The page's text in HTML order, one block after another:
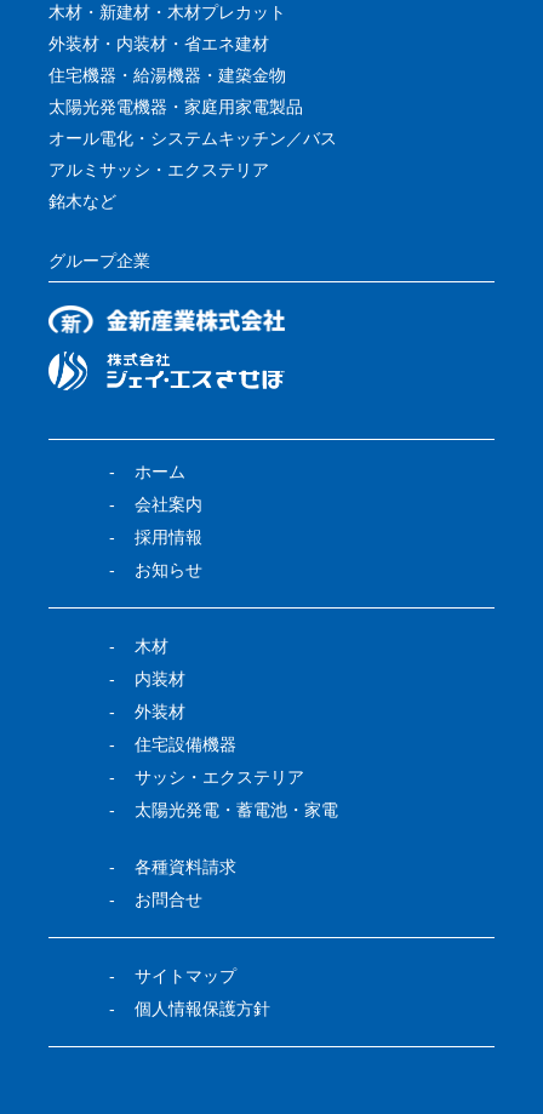
木材・新建材・木材プレカット
外装材・内装材・省エネ建材
住宅機器・給湯機器・建築金物
太陽光発電機器・家庭用家電製品
オール電化・システムキッチン／バス
アルミサッシ・エクステリア
銘木など
グループ企業
ホーム
会社案内
採用情報
お知らせ
木材
内装材
外装材
住宅設備機器
サッシ・エクステリア
太陽光発電・蓄電池・家電
各種資料請求
お問合せ
サイトマップ
個人情報保護方針